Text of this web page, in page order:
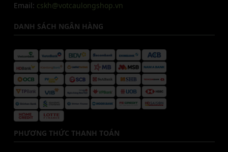
Email: cskh@votcaulongshop.vn
DANH SÁCH NGÂN HÀNG
PHƯƠNG THỨC THANH TOÁN